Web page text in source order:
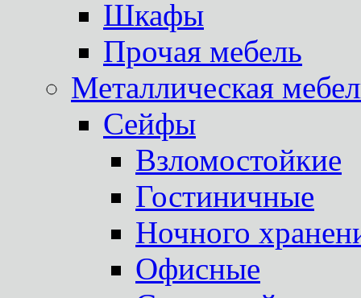
Шкафы
Прочая мебель
Металлическая
Сейфы
Взломостойкие
Гостиничные
Ночного
Офисные